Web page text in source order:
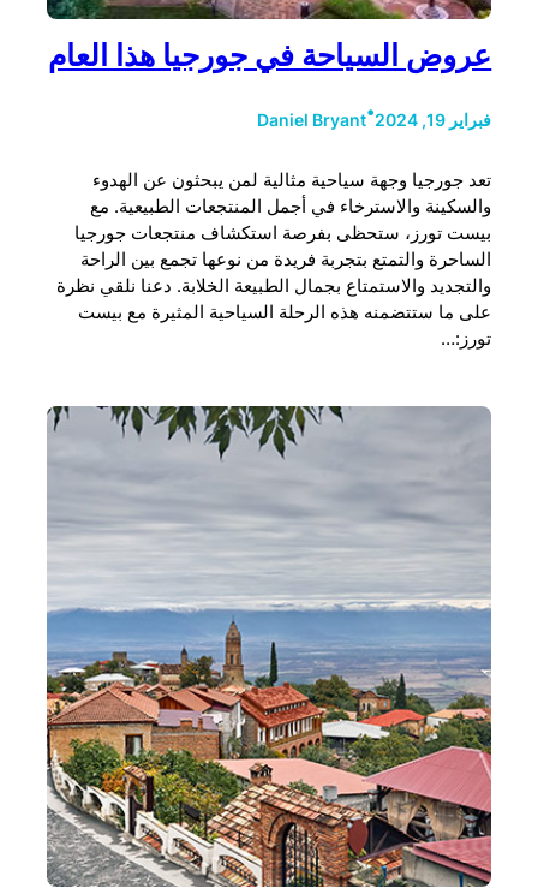
عروض السياحة في جورجيا هذا العام
فبراير 19, 2024 •
Daniel Bryant
تعد جورجيا وجهة سياحية مثالية لمن يبحثون عن الهدوء
والسكينة والاسترخاء في أجمل المنتجعات الطبيعية. مع
بيست تورز، ستحظى بفرصة استكشاف منتجعات جورجيا
الساحرة والتمتع بتجربة فريدة من نوعها تجمع بين الراحة
والتجديد والاستمتاع بجمال الطبيعة الخلابة. دعنا نلقي نظرة
على ما ستتضمنه هذه الرحلة السياحية المثيرة مع بيست
تورز:…